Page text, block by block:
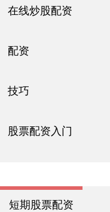
在线炒股配资
配资
技巧
股票配资入门
短期股票配资